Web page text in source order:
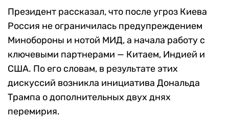
Президент рассказал, что после угроз Киева
Россия не ограничилась предупреждением
Минобороны и нотой МИД, а начала работу с
ключевыми партнерами — Китаем, Индией и
США. По его словам, в результате этих
дискуссий возникла инициатива Дональда
Трампа о дополнительных двух днях
перемирия.